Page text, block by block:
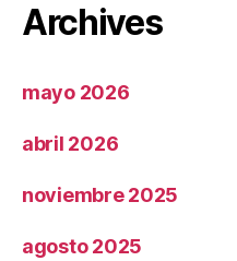
Archives
mayo 2026
abril 2026
noviembre 2025
agosto 2025